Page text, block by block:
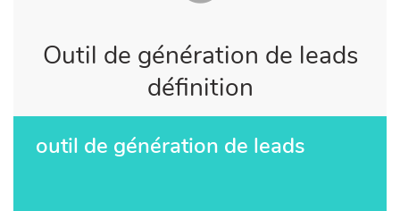
Outil de génération de leads
définition
outil de génération de leads